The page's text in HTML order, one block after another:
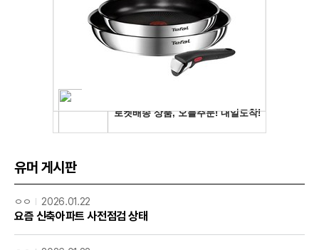
유머 게시판
ㅇㅇ 2026.01.22
요즘 신축아파트 사전점검 상태